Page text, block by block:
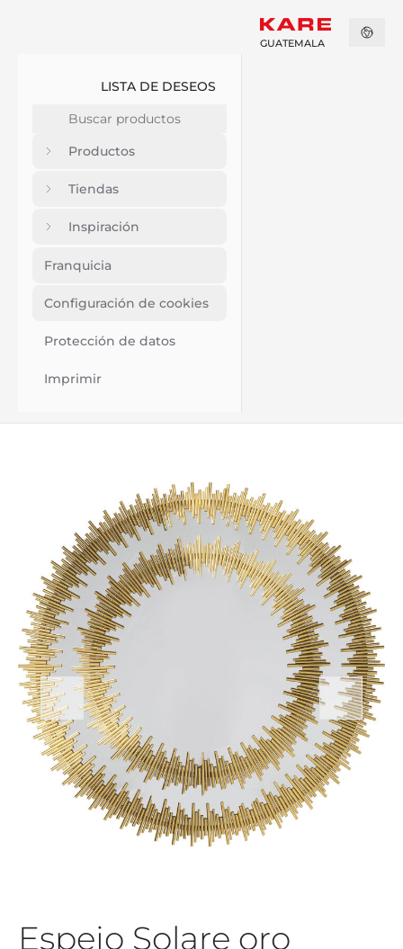
LISTA DE DESEOS
Productos
Tiendas
Inspiración
Franquicia
Configuración de cookies
Protección de datos
Imprimir
GUATEMALA
Espejo Solare oro